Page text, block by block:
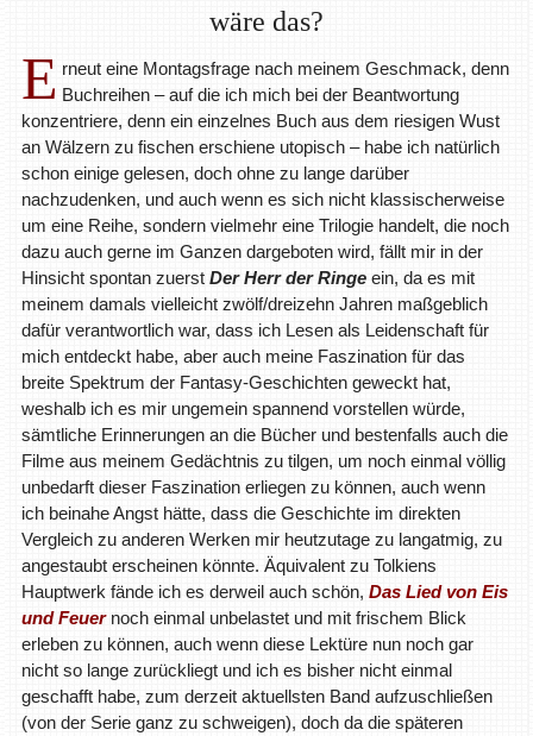
wäre das?
E rneut eine Montagsfrage nach meinem Geschmack, denn
Buchreihen – auf die ich mich bei der Beantwortung
konzentriere, denn ein einzelnes Buch aus dem riesigen Wust
an Wälzern zu fischen erschiene utopisch – habe ich natürlich
schon einige gelesen, doch ohne zu lange darüber
nachzudenken, und auch wenn es sich nicht klassischerweise
um eine Reihe, sondern vielmehr eine Trilogie handelt, die noch
dazu auch gerne im Ganzen dargeboten wird, fällt mir in der
Hinsicht spontan zuerst Der Herr der Ringeein, da es mit
meinem damals vielleicht zwölf/dreizehn Jahren maßgeblich
dafür verantwortlich war, dass ich Lesen als Leidenschaft für
mich entdeckt habe, aber auch meine Faszination für das
breite Spektrum der Fantasy-Geschichten geweckt hat,
weshalb ich es mir ungemein spannend vorstellen würde,
sämtliche Erinnerungen an die Bücher und bestenfalls auch die
Filme aus meinem Gedächtnis zu tilgen, um noch einmal völlig
unbedarft dieser Faszination erliegen zu können, auch wenn
ich beinahe Angst hätte, dass die Geschichte im direkten
Vergleich zu anderen Werken mir heutzutage zu langatmig, zu
angestaubt erscheinen könnte. Äquivalent zu Tolkiens
Hauptwerk fände ich es derweil auch schön, Das Lied von Eis
und Feuernoch einmal unbelastet und mit frischem Blick
erleben zu können, auch wenn diese Lektüre nun noch gar
nicht so lange zurückliegt und ich es bisher nicht einmal
geschafft habe, zum derzeit aktuellsten Band aufzuschließen
(von der Serie ganz zu schweigen), doch da die späteren